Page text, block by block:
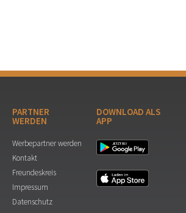
PARTNER
WERDEN
Werbepartner werden
Kontakt
Freundeskreis
Impressum
Datenschutz
DOWNLOAD ALS
APP